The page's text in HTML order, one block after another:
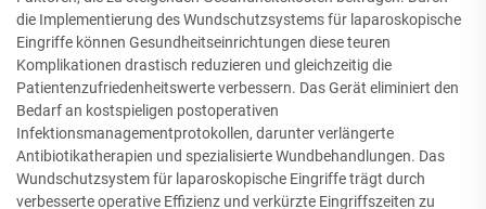
die Implementierung des Wundschutzsystems für laparoskopische
Eingriffe können Gesundheitseinrichtungen diese teuren
Komplikationen drastisch reduzieren und gleichzeitig die
Patientenzufriedenheitswerte verbessern. Das Gerät eliminiert den
Bedarf an kostspieligen postoperativen
Infektionsmanagementprotokollen, darunter verlängerte
Antibiotikatherapien und spezialisierte Wundbehandlungen. Das
Wundschutzsystem für laparoskopische Eingriffe trägt durch
verbesserte operative Effizienz und verkürzte Eingriffszeiten zu